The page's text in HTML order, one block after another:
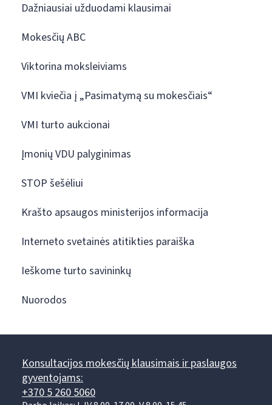
Dažniausiai užduodami klausimai
Mokesčių ABC
Viktorina moksleiviams
VMI kviečia į „Pasimatymą su mokesčiais“
VMI turto aukcionai
Įmonių VDU palyginimas
STOP šešėliui
Krašto apsaugos ministerijos informacija
Interneto svetainės atitikties paraiška
Ieškome turto savininkų
Nuorodos
Konsultacijos mokesčių klausimais ir paslaugos
gyventojams:
+370 5 260 5060